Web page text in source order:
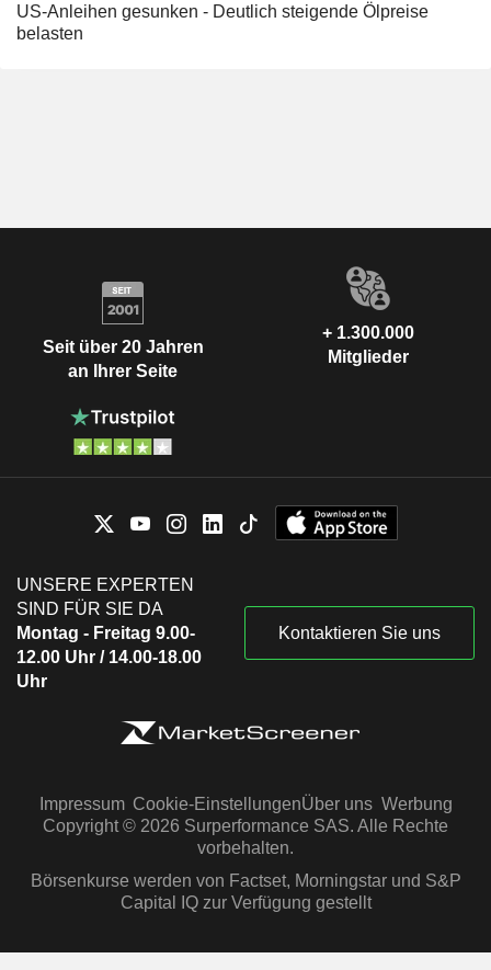
US-Anleihen gesunken - Deutlich steigende Ölpreise
belasten
Seit über 20 Jahren
an Ihrer Seite
+ 1.300.000
Mitglieder
UNSERE EXPERTEN
SIND FÜR SIE DA
Montag - Freitag 9.00-
12.00 Uhr / 14.00-18.00
Uhr
Kontaktieren Sie uns
Impressum Cookie-EinstellungenÜber uns Werbung
Copyright © 2026 Surperformance SAS. Alle Rechte
vorbehalten.
Börsenkurse werden von Factset, Morningstar und S&P
Capital IQ zur Verfügung gestellt